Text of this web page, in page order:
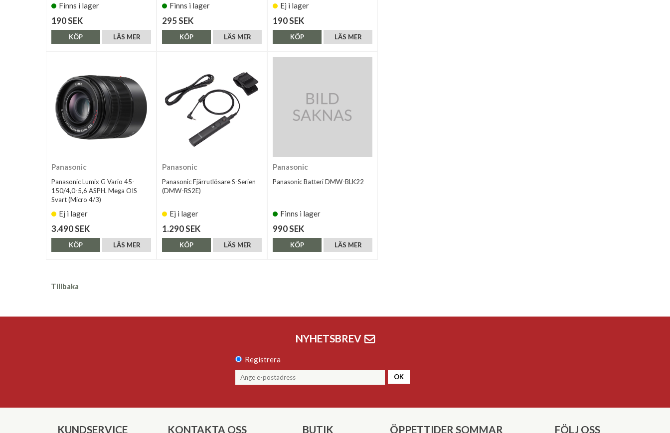
Finns i lager
190 SEK
LÄS MER
KÖP
Finns i lager
295 SEK
LÄS MER
KÖP
Ej i lager
190 SEK
LÄS MER
KÖP
Panasonic
Panasonic Lumix G Vario 45-
150/4,0-5,6 ASPH. Mega OIS
Svart (Micro 4/3)
Ej i lager
3.490 SEK
LÄS MER
KÖP
Panasonic
Panasonic Fjärrutlösare S-Serien
(DMW-RS2E)
Ej i lager
1.290 SEK
LÄS MER
KÖP
Panasonic
Panasonic Batteri DMW-BLK22
Finns i lager
990 SEK
LÄS MER
KÖP
Tillbaka
NYHETSBREV
Registrera
OK
KUNDSERVICE KONTAKTA OSS BUTIK ÖPPETTIDER SOMMAR FÖLJ OSS